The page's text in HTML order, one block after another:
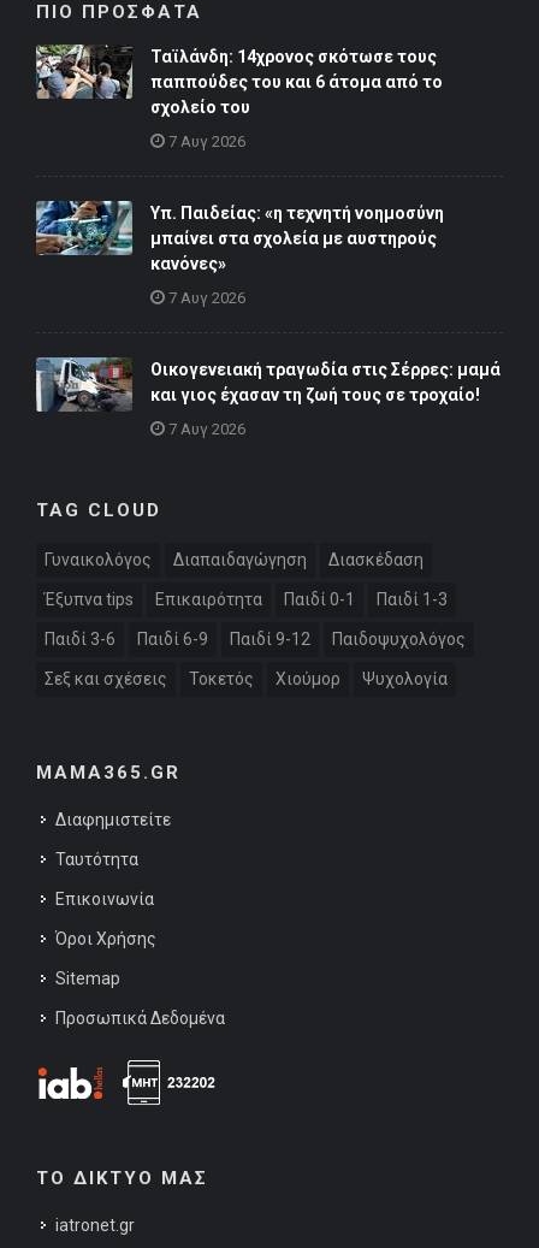
ΠΙΟ ΠΡΟΣΦΑΤΑ
Ταϊλάνδη: 14χρονος σκότωσε τους
παππούδες του και 6 άτομα από το
σχολείο του
7 Αυγ 2026
Υπ. Παιδείας: «η τεχνητή νοημοσύνη
μπαίνει στα σχολεία με αυστηρούς
κανόνες»
7 Αυγ 2026
Οικογενειακή τραγωδία στις Σέρρες: μαμά
και γιος έχασαν τη ζωή τους σε τροχαίο!
7 Αυγ 2026
TAG CLOUD
Γυναικολόγος Διαπαιδαγώγηση Διασκέδαση
Έξυπνα tips Επικαιρότητα Παιδί 0-1 Παιδί 1-3
Παιδί 3-6 Παιδί 6-9 Παιδί 9-12 Παιδοψυχολόγος
Σεξ και σχέσεις Τοκετός Χιούμορ Ψυχολογία
MAMA365.GR
Διαφημιστείτε
Ταυτότητα
Επικοινωνία
Όροι Χρήσης
Sitemap
Προσωπικά Δεδομένα
ΤΟ ΔΙΚΤΥΟ ΜΑΣ
iatronet.gr